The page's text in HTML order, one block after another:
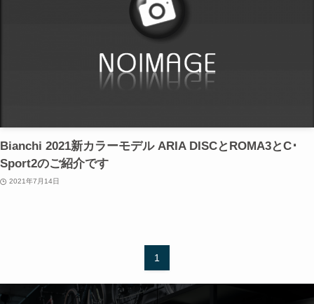
Bianchi 2021新カラーモデル ARIA DISCとROMA3とC･
Sport2のご紹介です
2021年7月14日
1